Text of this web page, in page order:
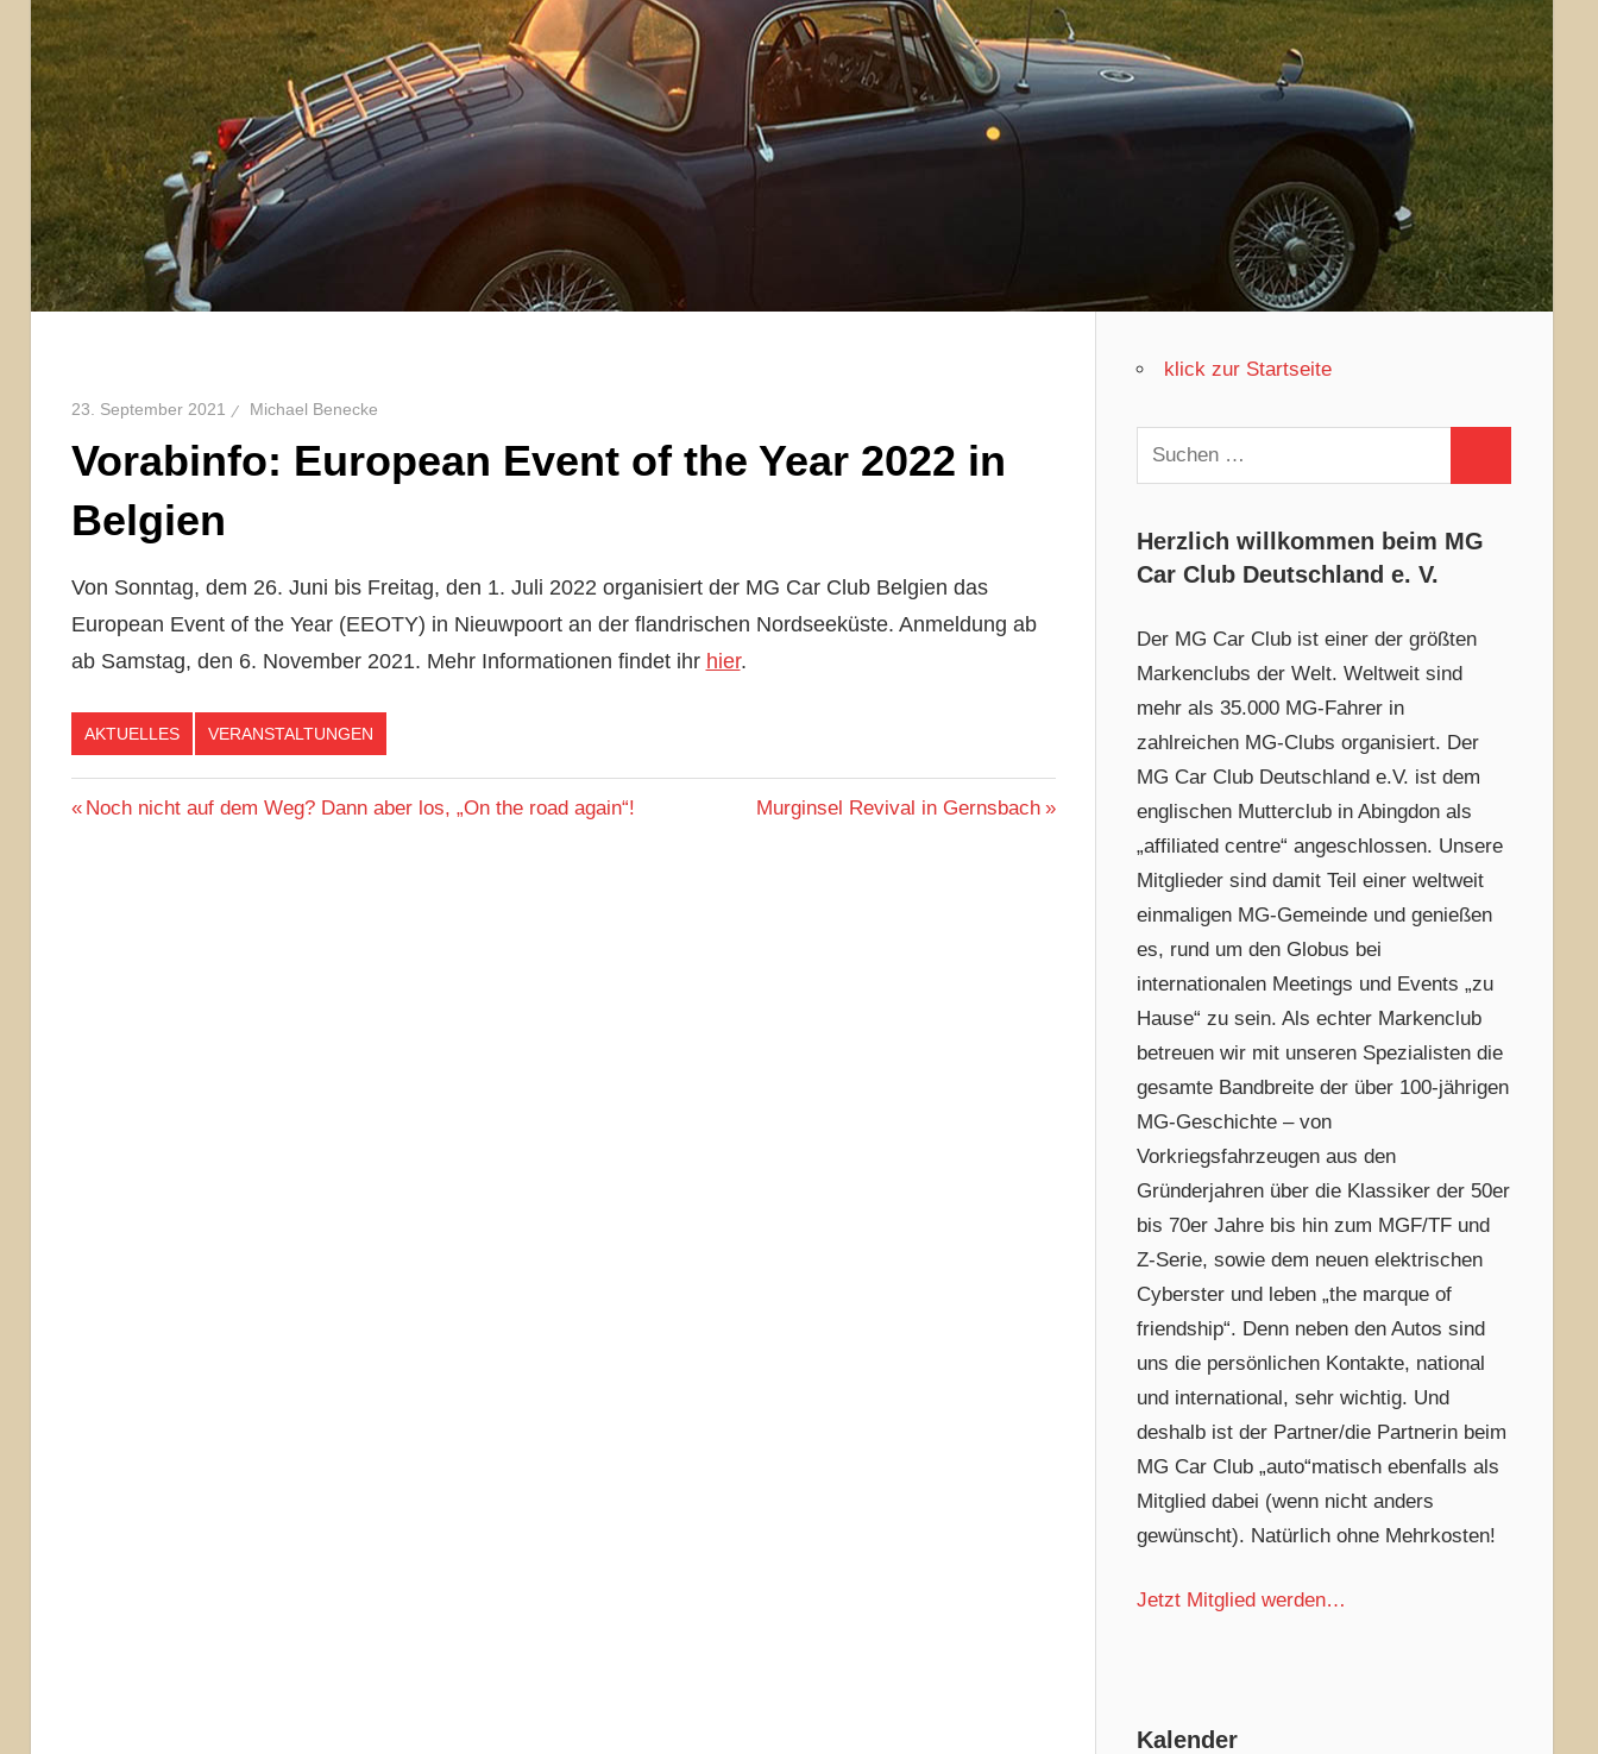
23. September 2021 Michael Benecke
Vorabinfo: European Event of the Year 2022 in
Belgien
Von Sonntag, dem 26. Juni bis Freitag, den 1. Juli 2022 organisiert der MG Car Club Belgien das
European Event of the Year (EEOTY) in Nieuwpoort an der flandrischen Nordseeküste. Anmeldung ab
ab Samstag, den 6. November 2021. Mehr Informationen findet ihr hier.
AKTUELLES VERANSTALTUNGEN
Beitragsnavigation
Vorheriger
Noch nicht auf dem Weg? Dann aber los, „On the road again“!
Nächster
Murginsel Revival in Gernsbach
klick zur Startseite
Suchen
nach:
Herzlich willkommen beim MG
Car Club Deutschland e. V.
Der MG Car Club ist einer der größten
Markenclubs der Welt. Weltweit sind
mehr als 35.000 MG-Fahrer in
zahlreichen MG-Clubs organisiert. Der
MG Car Club Deutschland e.V. ist dem
englischen Mutterclub in Abingdon als
„affiliated centre“ angeschlossen. Unsere
Mitglieder sind damit Teil einer weltweit
einmaligen MG-Gemeinde und genießen
es, rund um den Globus bei
internationalen Meetings und Events „zu
Hause“ zu sein. Als echter Markenclub
betreuen wir mit unseren Spezialisten die
gesamte Bandbreite der über 100-jährigen
MG-Geschichte – von
Vorkriegsfahrzeugen aus den
Gründerjahren über die Klassiker der 50er
bis 70er Jahre bis hin zum MGF/TF und
Z-Serie, sowie dem neuen elektrischen
Cyberster und leben „the marque of
friendship“. Denn neben den Autos sind
uns die persönlichen Kontakte, national
und international, sehr wichtig. Und
deshalb ist der Partner/die Partnerin beim
MG Car Club „auto“matisch ebenfalls als
Mitglied dabei (wenn nicht anders
gewünscht). Natürlich ohne Mehrkosten!
Jetzt Mitglied werden…
Kalender